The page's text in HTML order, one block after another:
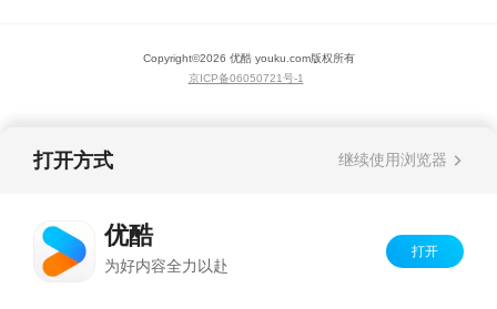
战！
Copyright©2026 优酷 youku.com版权所有
京ICP备06050721号-1
打开方式 继续使用浏览器
优酷
为好内容全力以赴
打开